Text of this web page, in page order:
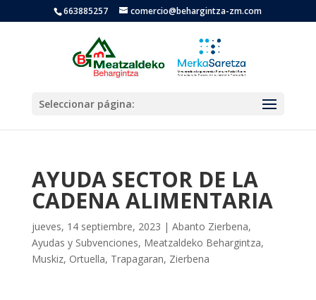
663885257 comercio@behargintza-zm.com
Seleccionar página:
AYUDA SECTOR DE LA
CADENA ALIMENTARIA
jueves, 14 septiembre, 2023 | Abanto Zierbena,
Ayudas y Subvenciones, Meatzaldeko Behargintza,
Muskiz, Ortuella, Trapagaran, Zierbena